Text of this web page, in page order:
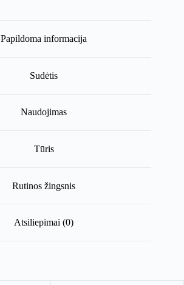
Papildoma informacija
Sudėtis
Naudojimas
Tūris
Rutinos žingsnis
Atsiliepimai (0)